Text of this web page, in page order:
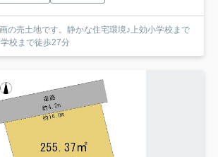
の売土地です。静かな住宅環境♪上効小学校まで
校まで徒歩27分